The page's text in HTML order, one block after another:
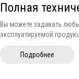
Полная
Вы можете задавать
эксплуатируемой
Подробнее